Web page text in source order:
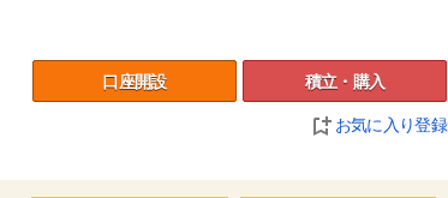
口座開設 積立・購入
お気に入り登録